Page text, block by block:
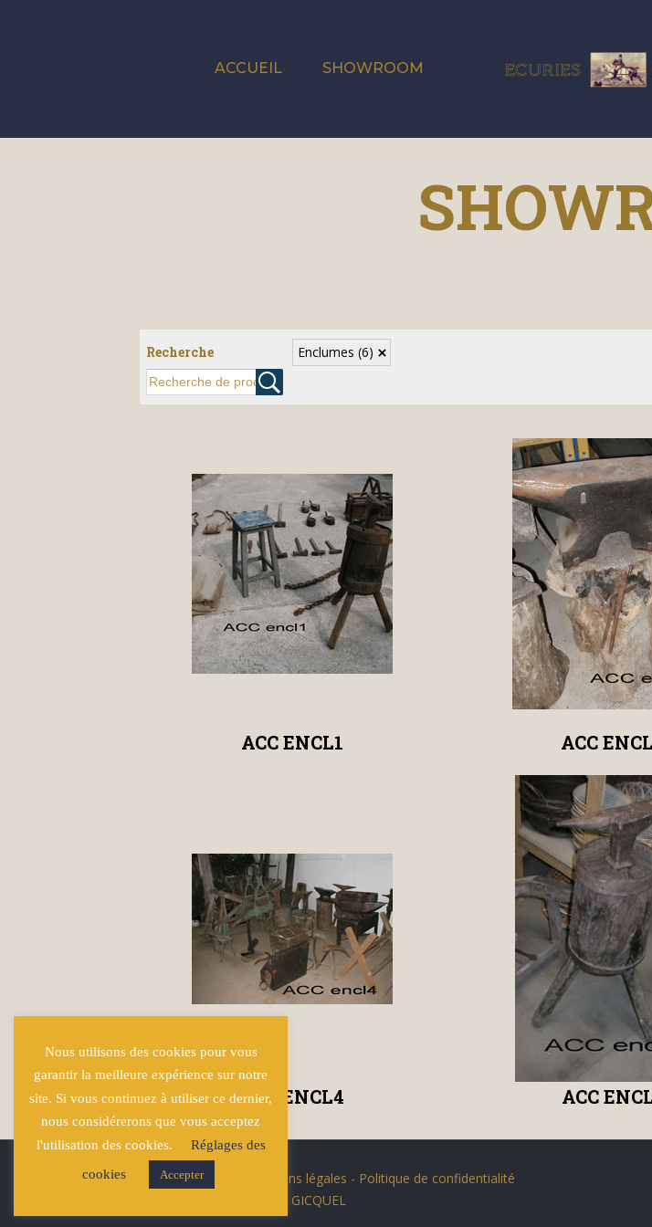
ACCUEIL SHOWROOM
Recherche Enclumes (6)
ACC ENCL1 ACC
ACC ENCL4 ACC
© Écuries Hardy - Mentions légales - Politique de confidentialité
Lucas GICQUEL
Nous utilisons des cookies pour vous
garantir la meilleure expérience sur notre
site. Si vous continuez à utiliser ce dernier,
nous considérerons que vous acceptez
l'utilisation des cookies.
Réglages des
cookies
Accepter